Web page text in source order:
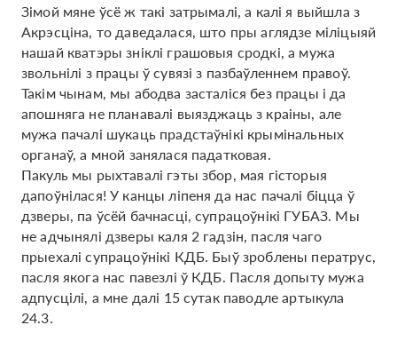
Зімой мяне ўсё ж такі затрымалі, а калі я выйшла з
Акрэсціна, то даведалася, што пры аглядзе міліцыяй
нашай кватэры зніклі грашовыя сродкі, а мужа
звольнілі з працы ў сувязі з пазбаўленнем правоў.
Такім чынам, мы абодва засталіся без працы і да
апошняга не планавалі выязджаць з краіны, але
мужа пачалі шукаць прадстаўнікі крымінальных
органаў, а мной занялася падатковая.
Пакуль мы рыхтавалі гэты збор, мая гісторыя
дапоўнілася! У канцы ліпеня да нас пачалі біцца ў
дзверы, па ўсёй бачнасці, супрацоўнікі ГУБАЗ. Мы
не адчынялі дзверы каля 2 гадзін, пасля чаго
прыехалі супрацоўнікі КДБ. Быў зроблены ператрус,
пасля якога нас павезлі ў КДБ. Пасля допыту мужа
адпусцілі, а мне далі 15 сутак паводле артыкула
24.3.